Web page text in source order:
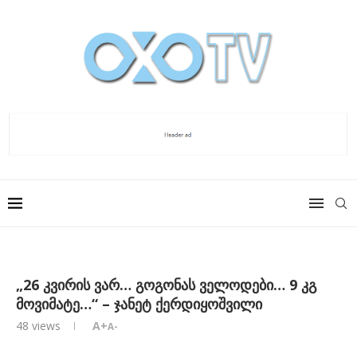
„26 კვირის ვარ… გოგონას ველოდები… 9 კგ
მოვიმატე…“ – ჯანეტ ქერდიყოშვილი
48 views A+A-